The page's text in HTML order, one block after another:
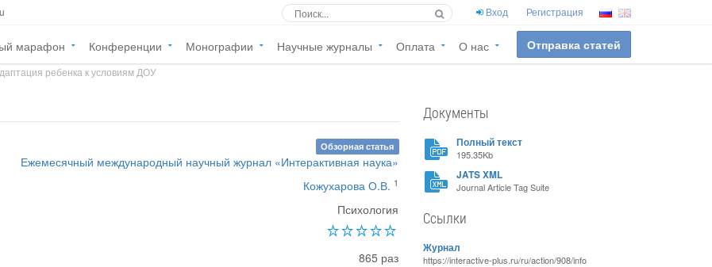
Вход Регистрация
марафон Конференции Монографии Научные журналы Оплата О нас Отправка статей
ребенка к условиям ДОУ
Обзорная статья
Ежемесячный международный научный журнал «Интерактивная наука»
Кожухарова О.В. 1
Психология
865 раз
Документы
Полный текст
195.35Kb
JATS XML
Journal Article Tag Suite
Ссылки
Журнал
https://interactive-plus.ru/ru/action/908/info